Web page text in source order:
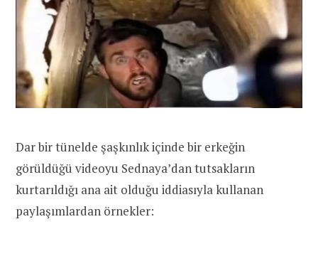
Dar bir tünelde şaşkınlık içinde bir erkeğin
görüldüğü videoyu Sednaya’dan tutsakların
kurtarıldığı ana ait olduğu iddiasıyla kullanan
paylaşımlardan örnekler: